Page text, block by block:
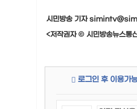
시민방송 기자
<저작권자 © 시민방송뉴스통
로그인 후 이용가